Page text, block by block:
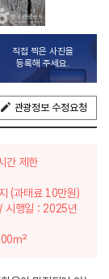
직접 찍은 사진을
등록해 주세요.
관광정보 수정요청
간 제한
(과태료 10만원)
행일 : 2025년
㎡